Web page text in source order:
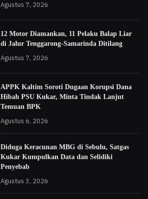
Agustus 7, 2026
12 Motor Diamankan, 11 Pelaku Balap Liar
di Jalur Tenggarong-Samarinda Ditilang
Agustus 7, 2026
APPK Kaltim Soroti Dugaan Korupsi Dana
Hibah PSU Kukar, Minta Tindak Lanjut
Temuan BPK
Agustus 6, 2026
Diduga Keracunan MBG di Sebulu, Satgas
Kukar Kumpulkan Data dan Selidiki
Penyebab
Agustus 3, 2026